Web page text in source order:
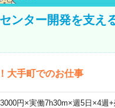
ンター開発を支え
大手町でのお仕事
円×実働7h30m×週5日×4週